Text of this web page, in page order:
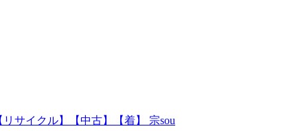
サイクル】【中古】【着】 宗sou